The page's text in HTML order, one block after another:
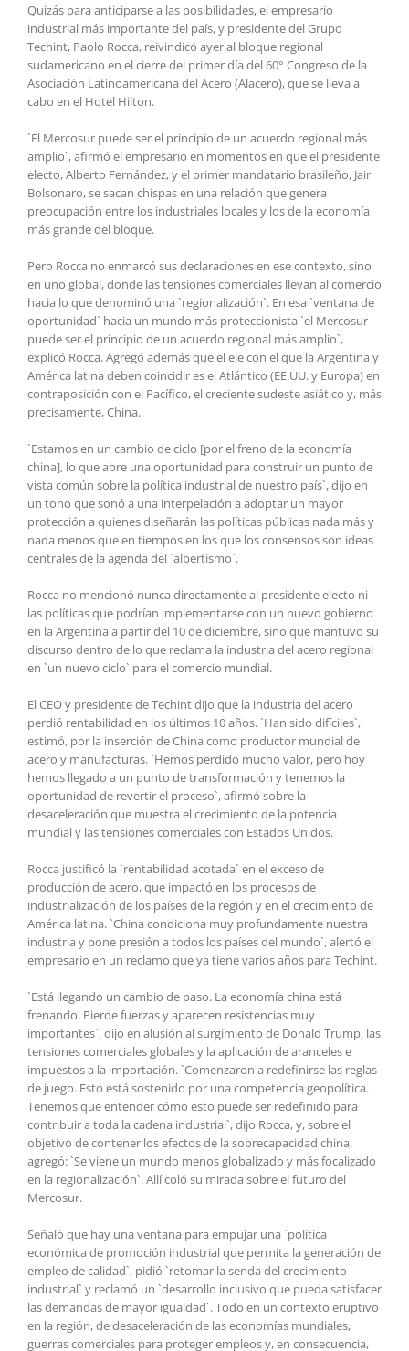
Quizás para anticiparse a las posibilidades, el empresario
industrial más importante del país, y presidente del Grupo
Techint, Paolo Rocca, reivindicó ayer al bloque regional
sudamericano en el cierre del primer día del 60° Congreso de la
Asociación Latinoamericana del Acero (Alacero), que se lleva a
cabo en el Hotel Hilton.
`El Mercosur puede ser el principio de un acuerdo regional más
amplio`, afirmó el empresario en momentos en que el presidente
electo, Alberto Fernández, y el primer mandatario brasileño, Jair
Bolsonaro, se sacan chispas en una relación que genera
preocupación entre los industriales locales y los de la economía
más grande del bloque.
Pero Rocca no enmarcó sus declaraciones en ese contexto, sino
en uno global, donde las tensiones comerciales llevan al comercio
hacia lo que denominó una `regionalización`. En esa `ventana de
oportunidad` hacia un mundo más proteccionista `el Mercosur
puede ser el principio de un acuerdo regional más amplio`,
explicó Rocca. Agregó además que el eje con el que la Argentina y
América latina deben coincidir es el Atlántico (EE.UU. y Europa) en
contraposición con el Pacífico, el creciente sudeste asiático y, más
precisamente, China.
`Estamos en un cambio de ciclo [por el freno de la economía
china], lo que abre una oportunidad para construir un punto de
vista común sobre la política industrial de nuestro país`, dijo en
un tono que sonó a una interpelación a adoptar un mayor
protección a quienes diseñarán las políticas públicas nada más y
nada menos que en tiempos en los que los consensos son ideas
centrales de la agenda del `albertismo`.
Rocca no mencionó nunca directamente al presidente electo ni
las políticas que podrían implementarse con un nuevo gobierno
en la Argentina a partir del 10 de diciembre, sino que mantuvo su
discurso dentro de lo que reclama la industria del acero regional
en `un nuevo ciclo` para el comercio mundial.
El CEO y presidente de Techint dijo que la industria del acero
perdió rentabilidad en los últimos 10 años. `Han sido difíciles`,
estimó, por la inserción de China como productor mundial de
acero y manufacturas. `Hemos perdido mucho valor, pero hoy
hemos llegado a un punto de transformación y tenemos la
oportunidad de revertir el proceso`, afirmó sobre la
desaceleración que muestra el crecimiento de la potencia
mundial y las tensiones comerciales con Estados Unidos.
Rocca justificó la `rentabilidad acotada` en el exceso de
producción de acero, que impactó en los procesos de
industrialización de los países de la región y en el crecimiento de
América latina. `China condiciona muy profundamente nuestra
industria y pone presión a todos los países del mundo`, alertó el
empresario en un reclamo que ya tiene varios años para Techint.
`Está llegando un cambio de paso. La economía china está
frenando. Pierde fuerzas y aparecen resistencias muy
importantes`, dijo en alusión al surgimiento de Donald Trump, las
tensiones comerciales globales y la aplicación de aranceles e
impuestos a la importación. `Comenzaron a redefinirse las reglas
de juego. Esto está sostenido por una competencia geopolítica.
Tenemos que entender cómo esto puede ser redefinido para
contribuir a toda la cadena industrial`, dijo Rocca, y, sobre el
objetivo de contener los efectos de la sobrecapacidad china,
agregó: `Se viene un mundo menos globalizado y más focalizado
en la regionalización`. Allí coló su mirada sobre el futuro del
Mercosur.
Señaló que hay una ventana para empujar una `política
económica de promoción industrial que permita la generación de
empleo de calidad`, pidió `retomar la senda del crecimiento
industrial` y reclamó un `desarrollo inclusivo que pueda satisfacer
las demandas de mayor igualdad`. Todo en un contexto eruptivo
en la región, de desaceleración de las economías mundiales,
guerras comerciales para proteger empleos y, en consecuencia,